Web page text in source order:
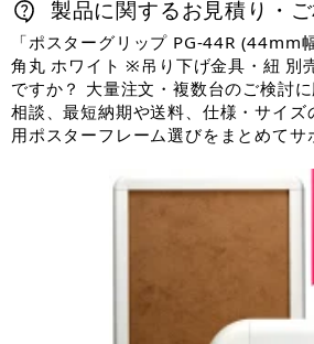
製品に関するお見積り・
「ポスターグリップ PG-44R (44mm
角丸 ホワイト ※吊り下げ金具・紐 別
ですか？ 大量注文・複数台のご検討
相談、最短納期や送料、仕様・サイ
用ポスターフレーム選びをまとめてサ